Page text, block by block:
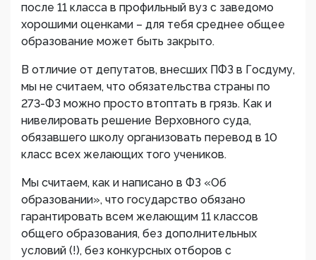
после 11 класса в профильный вуз с заведомо
хорошими оценками – для тебя среднее общее
образование может быть закрыто.
В отличие от депутатов, внесших ПФЗ в Госдуму,
мы не считаем, что обязательства страны по
273-ФЗ можно просто втоптать в грязь. Как и
нивелировать решение Верховного суда,
обязавшего школу организовать перевод в 10
класс всех желающих того учеников.
Мы считаем, как и написано в ФЗ «Об
образовании», что государство обязано
гарантировать всем желающим 11 классов
общего образования, без дополнительных
условий (!), без конкурсных отборов с